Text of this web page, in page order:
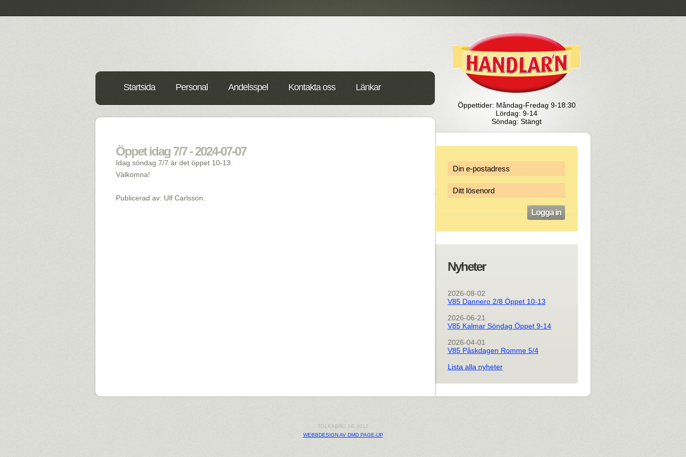
Öppettider: Måndag-Fredag 9-18:30
Lördag: 9-14
Söndag: Stängt
Startsida Personal Andelsspel Kontakta oss Länkar
Öppet idag 7/7 - 2024-07-07
Idag söndag 7/7 är det öppet 10-13.
Välkomna!
Publicerad av: Ulf Carlsson.
Nyheter
2026-08-02
V85 Dannero 2/8 Öppet 10-13
2026-06-21
V85 Kalmar Söndag Öppet 9-14
2026-04-01
V85 Påskdagen Romme 5/4
Lista alla nyheter
TOLKABRO.SE 2012
WEBBDESIGN AV DMD PAGE-UP